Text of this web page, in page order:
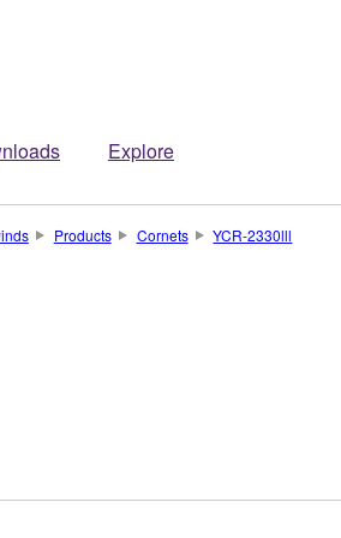
Explore
Products Cornets YCR-2330lll